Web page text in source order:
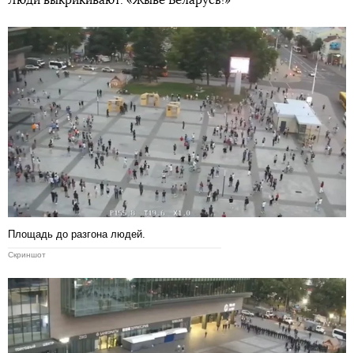
Площадь до разгона людей.
Скриншот